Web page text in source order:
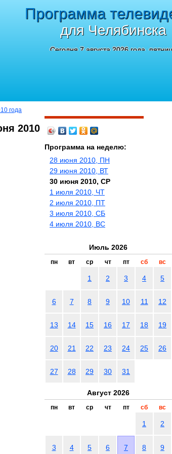
Программа
для Челябинска
Сегодня 7 августа 2026 года,
года
2010
Программа на неделю:
28 июня 2010, ПН
29 июня 2010, ВТ
30 июня 2010, СР
1 июля 2010, ЧТ
2 июля 2010, ПТ
3 июля 2010, СБ
4 июля 2010, ВС
Июль 2026
пн вт ср чт пт сб вс
1 2 3 4 5
6 7 8 9 10 11 12
13 14 15 16 17 18 19
20 21 22 23 24 25 26
27 28 29 30 31
Август 2026
пн вт ср чт пт сб вс
1 2
3 4 5 6 7 8 9